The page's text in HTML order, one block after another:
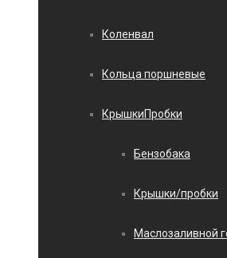
Коленвал
Кольца поршневые
КрышкиПробки
Бензобака
Крышки/пробки
Маслозаливной